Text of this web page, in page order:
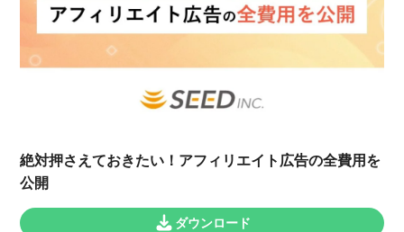
絶対押さえておきたい！アフィリエイト広告の全費用を
公開
ダウンロード